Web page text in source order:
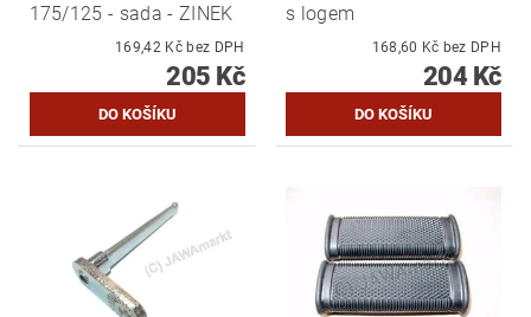
175/125 - sada - ZINEK
169,42 Kč bez DPH
205 Kč
s logem
168,60 Kč bez DPH
204 Kč